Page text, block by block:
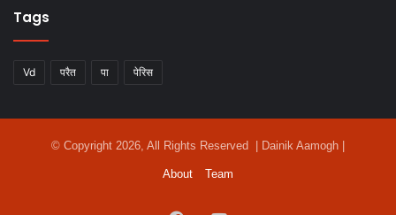
Tags
Vd परैत पा पेरिस
© Copyright 2026, All Rights Reserved | Dainik Aamogh |
About Team